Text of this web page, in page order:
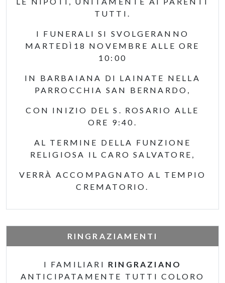
TUTTI.
I FUNERALI SI SVOLGERANNO
MARTEDÌ18 NOVEMBRE ALLE ORE
10:00
IN BARBAIANA DI LAINATE NELLA
PARROCCHIA SAN BERNARDO,
CON INIZIO DEL S. ROSARIO ALLE
ORE 9:40.
AL TERMINE DELLA FUNZIONE
RELIGIOSA IL CARO SALVATORE,
VERRÀ ACCOMPAGNATO AL TEMPIO
CREMATORIO.
RINGRAZIAMENTI
I FAMILIARI RINGRAZIANO
ANTICIPATAMENTE TUTTI COLORO